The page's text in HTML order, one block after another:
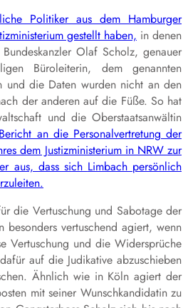
Politiker aus dem Hamburger
gestellt haben, in denen
Olaf Scholz, genauer
Büroleiterin, dem genannten
und die Daten wurden nicht an den
der anderen auf die Füße. So hat
und die Oberstaatsanwältin
an die Personalvertretung der
dem Justizministerium in NRW zur
aus, dass sich Limbach persönlich
die Vertuschung und Sabotage der
besonders vertuschend agiert, wenn
Vertuschung und die Widersprüche
auf die Judikative abzuschieben
Ähnlich wie in Köln agiert der
mit seiner Wunschkandidatin zu